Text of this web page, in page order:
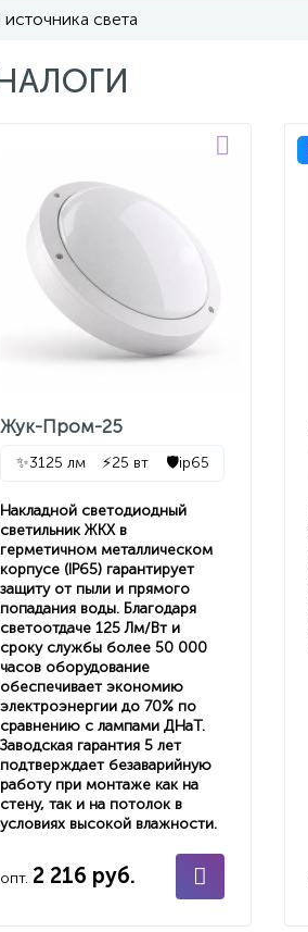
источника света
Жук-Пром-25
✨3125 лм ⚡25 вт 🛡️ip65
Накладной светодиодный
светильник ЖКХ в
герметичном металлическом
корпусе (IP65) гарантирует
защиту от пыли и прямого
попадания воды. Благодаря
светоотдаче 125 Лм/Вт и
сроку службы более 50 000
часов оборудование
обеспечивает экономию
электроэнергии до 70% по
сравнению с лампами ДНаТ.
Заводская гарантия 5 лет
подтверждает безаварийную
работу при монтаже как на
стену, так и на потолок в
условиях высокой влажности.
опт. 2 216 руб.